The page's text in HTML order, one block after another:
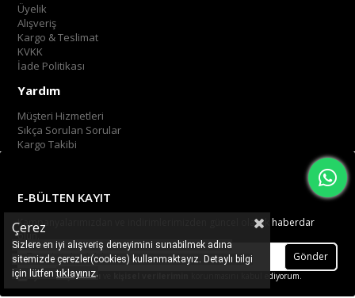
Üyelik
Alışveriş
Kargo & Teslimat
KVKK
İade Politikası
Yardım
Müşteri Hizmetleri
Sıkça Sorulan Sorular
Kargo Takibi
E-BÜLTEN KAYIT
Kampanyalarımızdan ve indirimlerimizden güncel olarak haberdar
olun.
Gönder
Üyelik koşullarını korunmasını kabul ediyorum.
Çerez
Sizlere en iyi alışveriş deneyimini sunabilmek adına
sitemizde çerezler(cookies) kullanmaktayız. Detaylı bilgi
için lütfentıklayınız.